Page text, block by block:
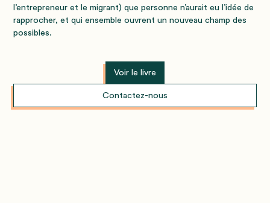
l’entrepreneur et le migrant) que personne n’aurait eu l’idée de
rapprocher, et qui ensemble ouvrent un nouveau champ des
possibles.
Voir le livre
Contactez-nous